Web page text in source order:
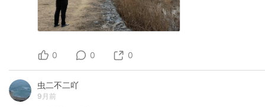
0 0 0
虫二不二吖
9月前